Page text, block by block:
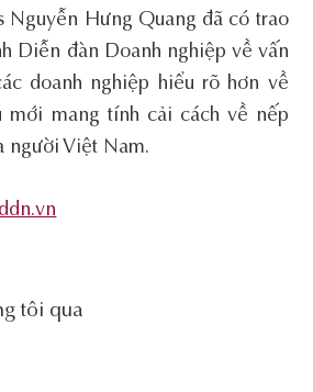
Nguyễn Hưng Quang đã có trao
Diễn đàn Doanh nghiệp về vấn
doanh nghiệp hiểu rõ hơn về
mới mang tính cải cách về nếp
người Việt Nam.
tôi qua